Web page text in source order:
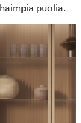
puolia.